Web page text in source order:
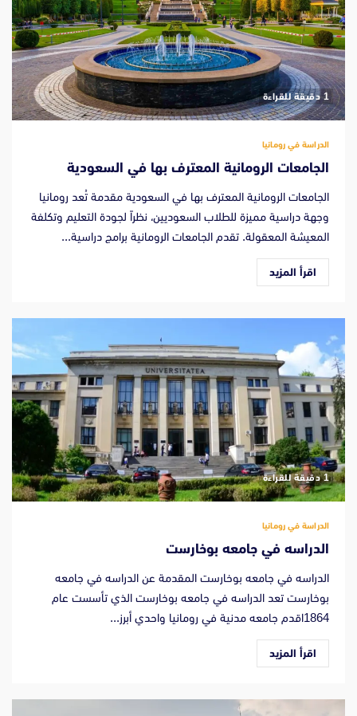
‫1 دقيقة للقراءة
الدراسة في رومانيا
الجامعات الرومانية المعترف بها في السعودية
الجامعات الرومانية المعترف بها في السعودية مقدمة تُعد رومانيا
وجهة دراسية مميزة للطلاب السعوديين، نظراً لجودة التعليم وتكلفة
المعيشة المعقولة. تقدم الجامعات الرومانية برامج دراسية...
اقرأ المزيد
‫1 دقيقة للقراءة
الدراسة في رومانيا
الدراسه في جامعه بوخارست
الدراسه في جامعه بوخارست المقدمة عن الدراسه في جامعه
بوخارست تعد الدراسه في جامعه بوخارست الذي تأسست عام
1864اقدم جامعه مدنية في رومانيا واحدي أبرز...
اقرأ المزيد